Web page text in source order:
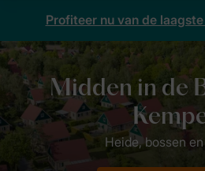
Profiteer nu van de
Parken Duc de Brabant